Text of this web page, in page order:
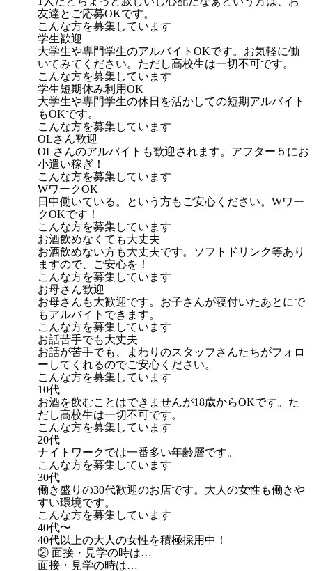
友達とご応募OKです。
こんな方を募集しています
学生歓迎
大学生や専門学生のアルバイトOKです。お気軽に働
いてみてください。ただし高校生は一切不可です。
こんな方を募集しています
学生短期休み利用OK
大学生や専門学生の休日を活かしての短期アルバイト
もOKです。
こんな方を募集しています
OLさん歓迎
OLさんのアルバイトも歓迎されます。アフター５にお
小遣い稼ぎ！
こんな方を募集しています
WワークOK
日中働いている。という方もご安心ください。Wワー
クOKです！
こんな方を募集しています
お酒飲めなくても大丈夫
お酒飲めない方も大丈夫です。ソフトドリンク等あり
ますので、ご安心を！
こんな方を募集しています
お母さん歓迎
お母さんも大歓迎です。お子さんが寝付いたあとにで
もアルバイトできます。
こんな方を募集しています
お話苦手でも大丈夫
お話が苦手でも、まわりのスタッフさんたちがフォロ
ーしてくれるのでご安心ください。
こんな方を募集しています
10代
お酒を飲むことはできませんが18歳からOKです。た
だし高校生は一切不可です。
こんな方を募集しています
20代
ナイトワークでは一番多い年齢層です。
こんな方を募集しています
30代
働き盛りの30代歓迎のお店です。大人の女性も働きや
すい環境です。
こんな方を募集しています
40代〜
40代以上の大人の女性を積極採用中！
② 面接・見学の時は…
面接・見学の時は…